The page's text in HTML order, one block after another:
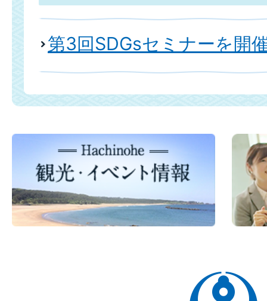
第3回SDGsセミナーを開
八